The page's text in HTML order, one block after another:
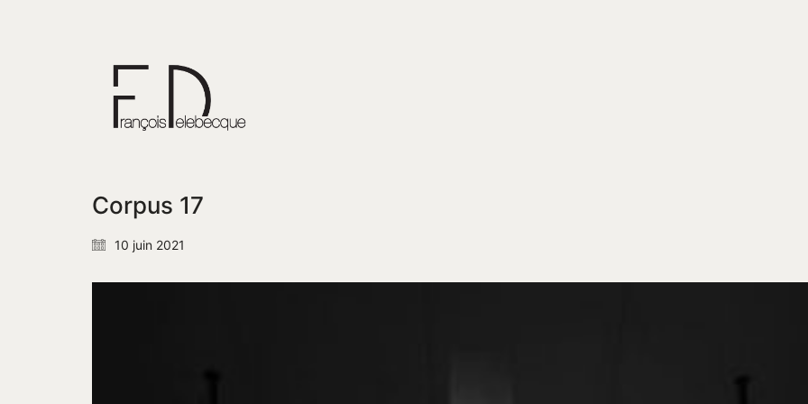
Corpus 17
10 juin 2021